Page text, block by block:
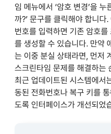
임 메뉴에서 ‘암호 변경’을 누
까?’ 문구를 클릭해야 합니
번호를 입력하면 기존 암호
를 생성할 수 있습니다. 만약
는 이중 분실 상태라면, 먼저
스크린타임 문제를 해결하는
최근 업데이트된 시스템에서
동된 전화번호나 복구 키를
도록 인터페이스가 개선되었